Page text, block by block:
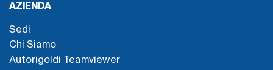
AZIENDA
Sedi
Chi Siamo
Autorigoldi Teamviewer